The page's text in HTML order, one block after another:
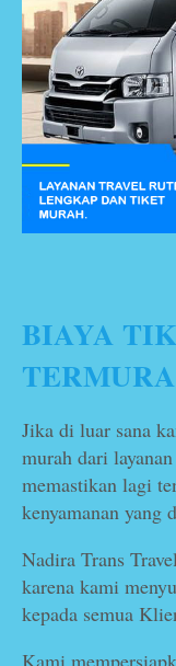
BIAYA
Jika di luar sana
murah dari
memastikan lagi
kenyamanan yang
Nadira Trans
karena kami
kepada semua